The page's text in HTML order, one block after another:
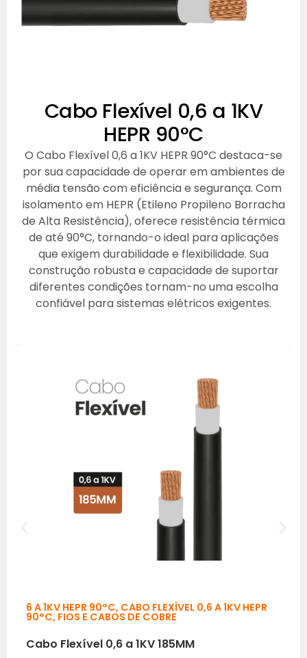
Cabo Flexível 0,6 a 1KV
HEPR 90°C
O Cabo Flexível 0,6 a 1KV HEPR 90°C destaca-se
por sua capacidade de operar em ambientes de
média tensão com eficiência e segurança. Com
isolamento em HEPR (Etileno Propileno Borracha
de Alta Resistência), oferece resistência térmica
de até 90°C, tornando-o ideal para aplicações
que exigem durabilidade e flexibilidade. Sua
construção robusta e capacidade de suportar
diferentes condições tornam-no uma escolha
confiável para sistemas elétricos exigentes.
6 A 1KV HEPR 90°C, CABO FLEXÍVEL 0,6 A 1KV HEPR
90°C, FIOS E CABOS DE COBRE
Cabo Flexível 0,6 a 1KV 185MM